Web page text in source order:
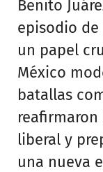
Benito
episodio de
un papel
México
batallas
liberal y
una nueva